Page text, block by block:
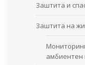
Заштита и
Заштита на
амбиентен